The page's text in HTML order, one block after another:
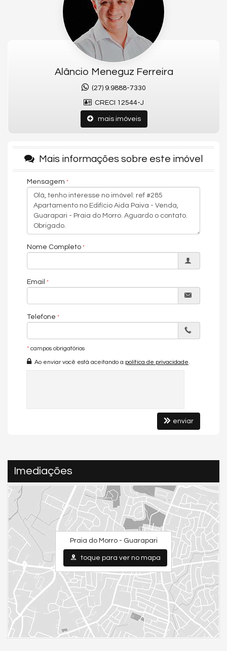
Nos chame pelo Whatsapp que te passaremos todas as
informações sobre o empreendimento.
Características do Imóvel
Sacada / Varanda
Piso Porcelanato
Andar Alto
Vista Mar
Acabamento em Gesso
Vista Panorâmica
Características do Empreendimento
Sauna
Sala de Jogos
Salão de Festas
Piscina
Espaço Gourmet
Portaria 24h
Brinquedoteca
Bicicletário
Câmeras de Segurança
Elevador
Entrada para Banhistas
Acessibilidade para PNE
Alâncio Meneguz Ferreira
(27) 9.9888-7330
CRECI 12544-J
mais imóveis
Mais informações sobre este imóvel
Mensagem
Nome Completo
Email
Telefone
* campos obrigatórios
Ao enviar você está aceitando a política de privacidade
enviar
Imediações
Praia do Morro - Guarapari
toque para ver no mapa